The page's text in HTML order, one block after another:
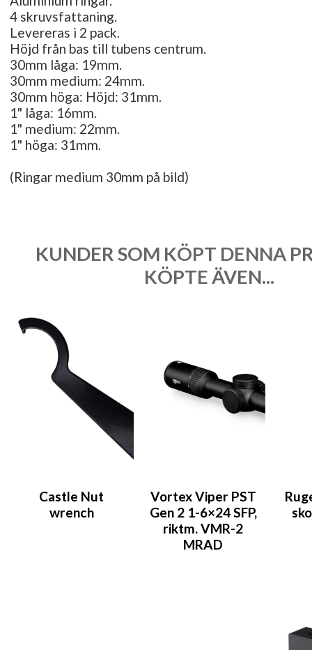
4 skruvsfattaning.
Levereras i 2 pack.
Höjd från bas till tubens centrum.
30mm låga: 19mm.
30mm medium: 24mm.
30mm höga: Höjd: 31mm.
1" låga: 16mm.
1" medium: 22mm.
1" höga: 31mm.
(Ringar medium 30mm på bild)
KUNDER SOM KÖPT DENNA
KÖPTE ÄVEN...
Castle Nut
wrench
Vortex Viper PST
Gen 2 1-6×24 SFP,
riktm. VMR-2
MRAD